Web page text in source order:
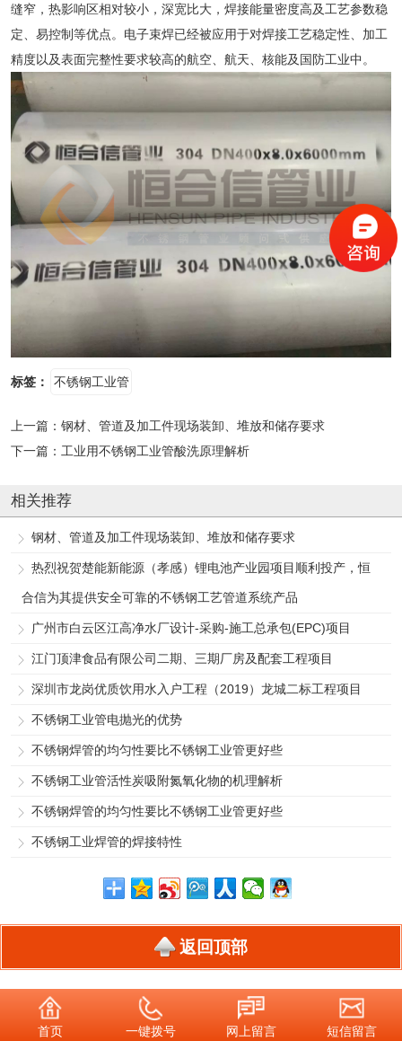
缝窄，热影响区相对较小，深宽比大，焊接能量密度高及工艺参数稳
定、易控制等优点。电子束焊已经被应用于对焊接工艺稳定性、加工
精度以及表面完整性要求较高的航空、航天、核能及国防工业中。
标签： 不锈钢工业管
上一篇： 钢材、管道及加工件现场装卸、堆放和储存要求
下一篇： 工业用不锈钢工业管酸洗原理解析
相关推荐
钢材、管道及加工件现场装卸、堆放和储存要求
热烈祝贺楚能新能源（孝感）锂电池产业园项目顺利投产，恒
合信为其提供安全可靠的不锈钢工艺管道系统产品
广州市白云区江高净水厂设计-采购-施工总承包(EPC)项目
江门顶津食品有限公司二期、三期厂房及配套工程项目
深圳市龙岗优质饮用水入户工程（2019）龙城二标工程项目
不锈钢工业管电抛光的优势
不锈钢焊管的均匀性要比不锈钢工业管更好些
不锈钢工业管活性炭吸附氮氧化物的机理解析
不锈钢焊管的均匀性要比不锈钢工业管更好些
不锈钢工业焊管的焊接特性
首页 一键拨号 网上留言 短信留言
返回顶部